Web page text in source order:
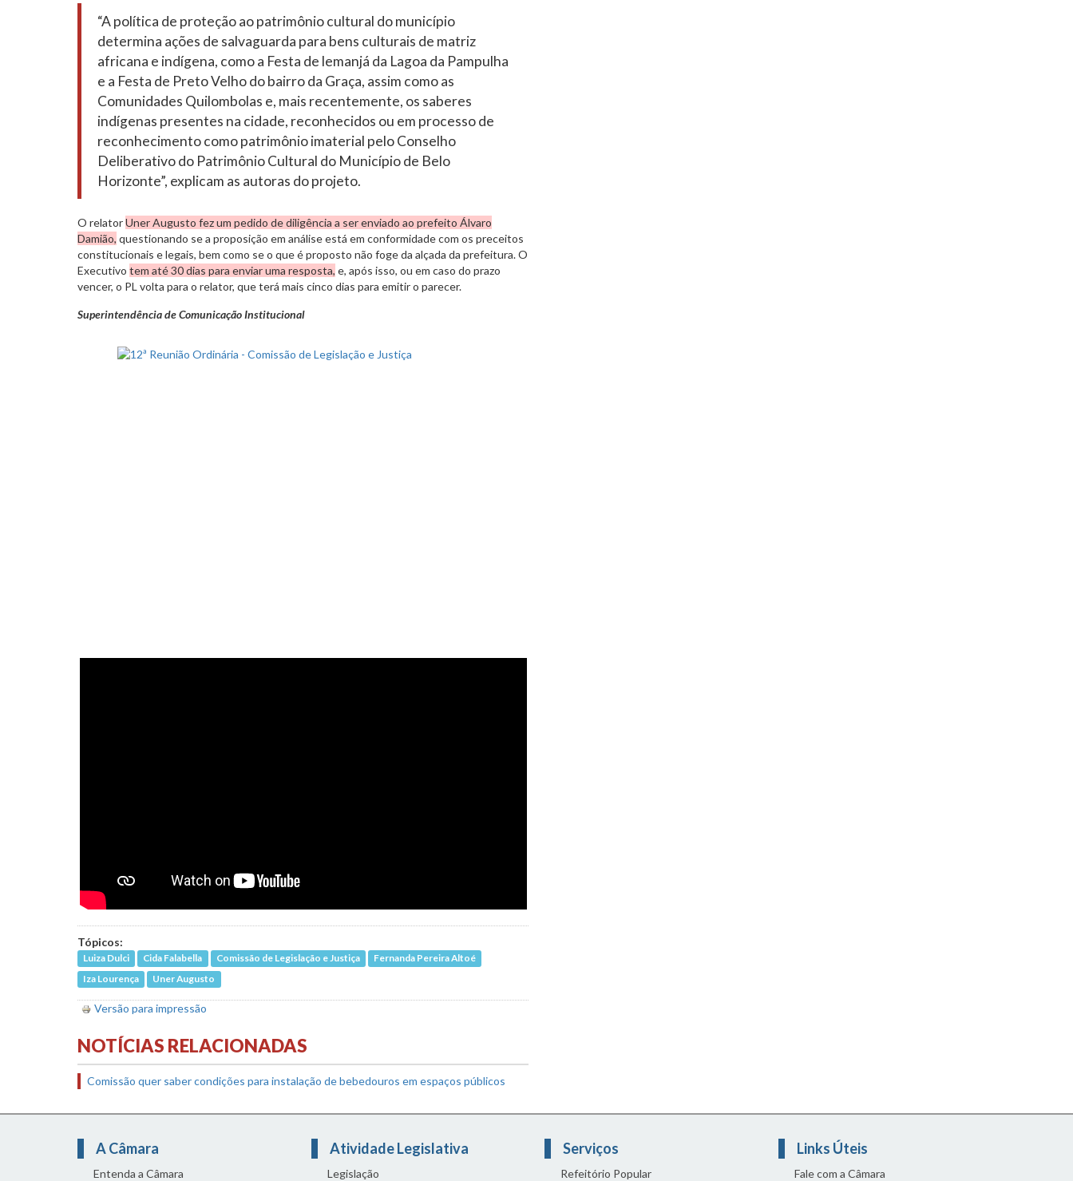
“A política de proteção ao patrimônio cultural do município
determina ações de salvaguarda para bens culturais de matriz
africana e indígena, como a Festa de lemanjá da Lagoa da Pampulha
e a Festa de Preto Velho do bairro da Graça, assim como as
Comunidades Quilombolas e, mais recentemente, os saberes
indígenas presentes na cidade, reconhecidos ou em processo de
reconhecimento como patrimônio imaterial pelo Conselho
Deliberativo do Patrimônio Cultural do Município de Belo
Horizonte”, explicam as autoras do projeto.
O relatorUner Augusto fez um pedido de diligência a ser enviado ao prefeito Álvaro
Damião, questionando se a proposição em análise está em conformidade com os preceitos
constitucionais e legais, bem como se o que é proposto não foge da alçada da prefeitura. O
Executivo tem até 30 dias para enviar uma resposta, e, após isso, ou em caso do prazo
vencer, o PL volta para o relator, que terá mais cinco dias para emitir o parecer.
Superintendência de Comunicação Institucional
Tópicos:
Luiza Dulci Cida Falabella Comissão de Legislação e Justiça
Fernanda Pereira Altoé
Iza Lourença
Uner Augusto
Versão para impressão
NOTÍCIAS RELACIONADAS
Comissão quer saber condições para instalação de bebedouros em espaços públicos
A Câmara
Entenda a Câmara
Atividade Legislativa
Legislação
Serviços
Refeitório Popular
Links Úteis
Fale com a Câmara